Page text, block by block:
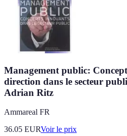
Management public:
direction dans le secteur
Adrian Ritz
Ammareal FR
36.05 EURVoir le prix